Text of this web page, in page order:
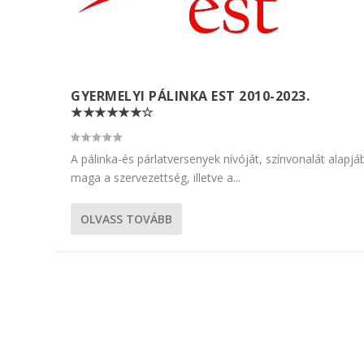
GYERMELYI PÁLINKA EST 2010-2023.
★★★★★★☆
A pálinka-és párlatversenyek nívóját, színvonalát
maga a szervezettség, illetve a...
OLVASS TOVÁBB